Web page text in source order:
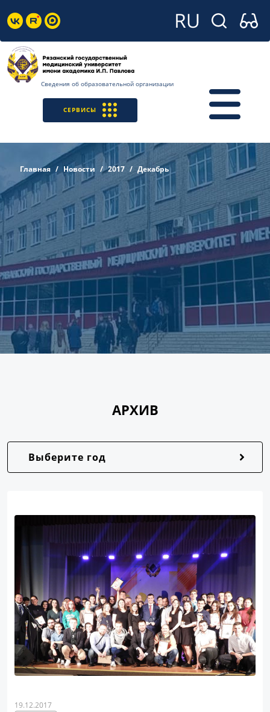
Сведения об образовательной организации
СЕРВИСЫ
Главная Новости 2017 Декабрь
АРХИВ
Выберите год
19.12.2017